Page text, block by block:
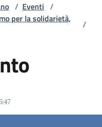
/ Eventi /
per la solidarietà,
/